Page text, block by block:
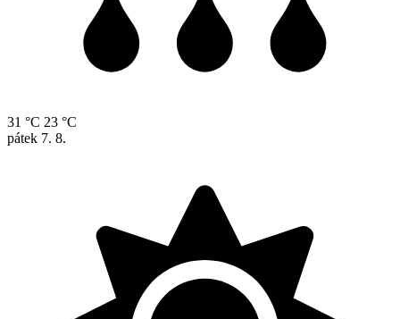
31 °C 23 °C
pátek 7. 8.